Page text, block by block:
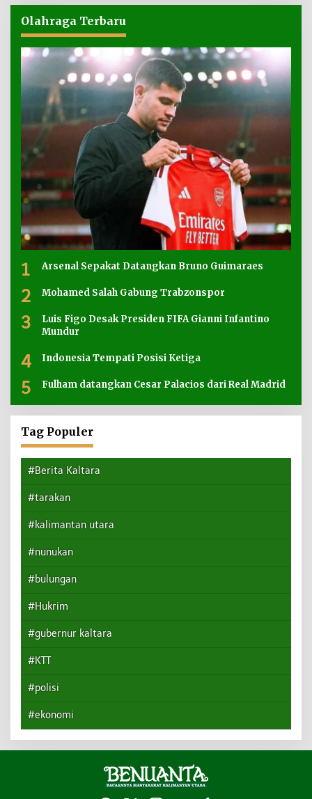
Olahraga Terbaru
1 Arsenal Sepakat Datangkan Bruno Guimaraes
2 Mohamed Salah Gabung Trabzonspor
3
Luis Figo Desak Presiden FIFA Gianni Infantino
Mundur
4 Indonesia Tempati Posisi Ketiga
5 Fulham datangkan Cesar Palacios dari Real Madrid
Tag Populer
#Berita Kaltara
#tarakan
#kalimantan utara
#nunukan
#bulungan
#Hukrim
#gubernur kaltara
#KTT
#polisi
#ekonomi